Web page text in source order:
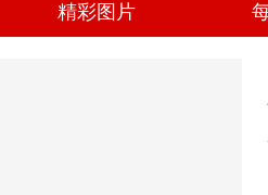
精彩图片